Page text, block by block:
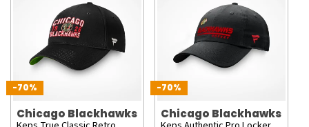
-70%
Chicago Blackhawks
-70%
Chicago Blackhawks